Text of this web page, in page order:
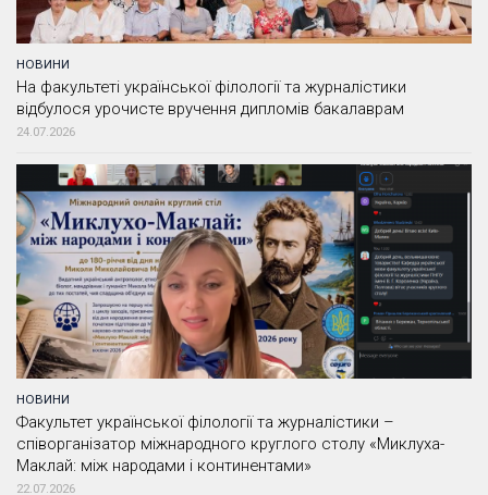
НОВИНИ
На факультеті української філології та журналістики
відбулося урочисте вручення дипломів бакалаврам
24.07.2026
НОВИНИ
Факультет української філології та журналістики –
співорганізатор міжнародного круглого столу «Миклуха-
Маклай: між народами і континентами»
22.07.2026